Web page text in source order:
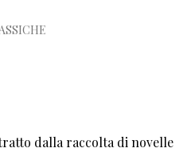
dalla raccolta di novelle